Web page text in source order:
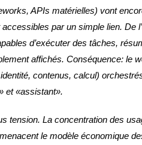
APIs matérielles) vont
par un simple lien. De
d’exécuter des tâches,
affichés. Conséquence: le
contenus, calcul)
et «assistant».
tension. La concentration des
le modèle économique